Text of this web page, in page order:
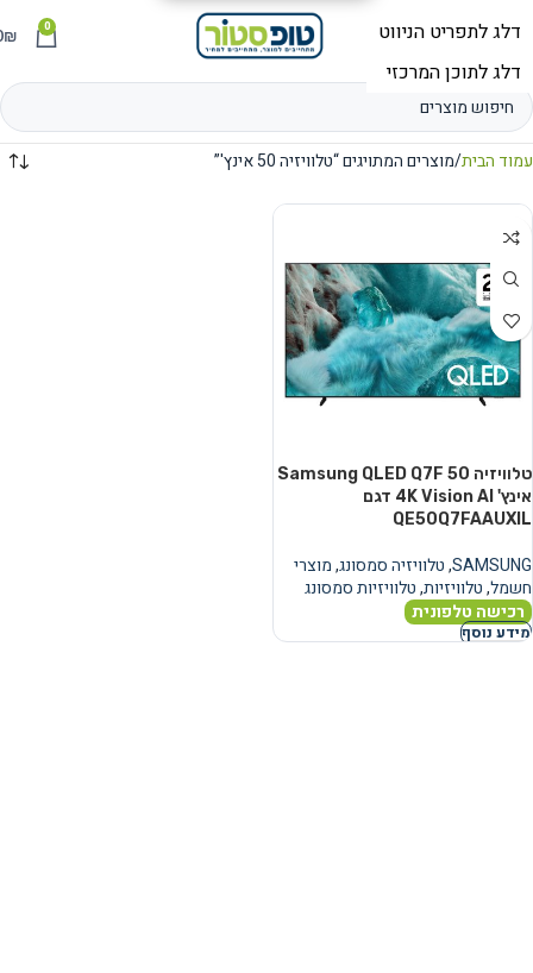
תפריט 0
₪
עמוד הבית מוצרים המתויגים “טלוויזיה 50 אינץ'”
טלוויזיה Samsung QLED Q7F 50
אינץ' 4K Vision AI דגם
QE50Q7FAAUXIL
SAMSUNG
,טלוויזיה סמסונג,מוצרי
חשמל,טלוויזיות,טלוויזיות סמסונג
רכישה טלפונית
מידע נוסף